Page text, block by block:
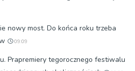
nowy most. Do końca roku trzeba
09:09
Prapremiery tegorocznego festiwalu